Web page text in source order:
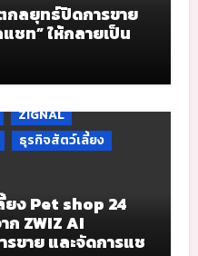
ตกลยุทธ์ปิดการขาย
ชท” ให้กลายเป็น
ZIGNAL
ธุรกิจสัตว์เลี้ยง
ยง Pet shop 24
ก ZWIZ AI
ขาย และจัดการแช